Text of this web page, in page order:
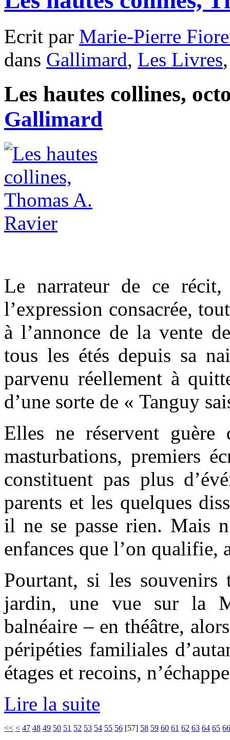
Ecrit par Marie-Pierre
dans Gallimard, Les Livres
Les hautes collines,
Gallimard
Le narrateur de ce
l’expression consacrée,
à l’annonce de la vente
tous les étés depuis sa
parvenu réellement à
d’une sorte de « Tanguy
Elles ne réservent guère
masturbations, premiers
constituent pas plus
parents et les quelques
il ne se passe rien. Mais
enfances que l’on qualifie,
Pourtant, si les
jardin, une vue sur la
balnéaire – en théâtre,
péripéties familiales
étages et recoins,
Lire la suite
<< < 47 48 49 50 51 52 53 54 55 56 [57] 58 59 60 61 62 63 64 65 66